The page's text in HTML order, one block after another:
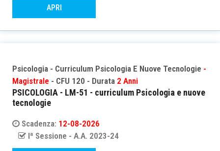
APRI
Psicologia - Curriculum Psicologia E Nuove Tecnologie -
Magistrale - CFU 120 - Durata 2 Anni
PSICOLOGIA - LM-51 - curriculum Psicologia e nuove
tecnologie
Scadenza: 12-08-2026
Iª Sessione - A.A. 2023-24